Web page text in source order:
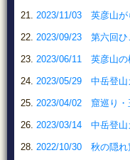
2023/11/03 英彦山が
2023/09/23 第六回ひ
2023/06/11 英彦山の
2023/05/29 中岳登山
2023/04/02 窟巡り・
2023/03/14 中岳登山
2022/10/30 秋の隠れ